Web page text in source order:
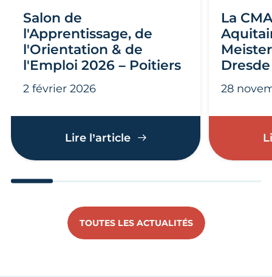
Salon de
l'Apprentissage, de
l'Orientation & de
l'Emploi 2026 – Poitiers
2 février 2026
Lire l’articleSalon de
La
Dresde
28
TOUTES LES ACTUALITÉS